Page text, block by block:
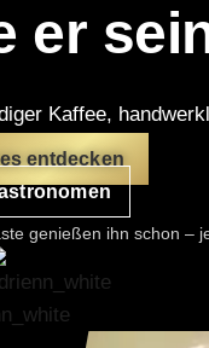
er
Kaffee,
entdecken
genießen ihn schon –